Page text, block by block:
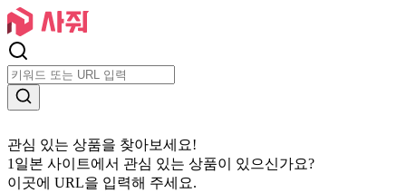
관심 있는 상품을 찾아보세요!
1 일본 사이트에서 관심 있는 상품이 있으신가요?
이곳에 URL을 입력해 주세요.